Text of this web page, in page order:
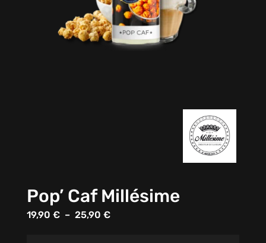
Pop’ Caf Millésime
19,90 € – 25,90 €Plage